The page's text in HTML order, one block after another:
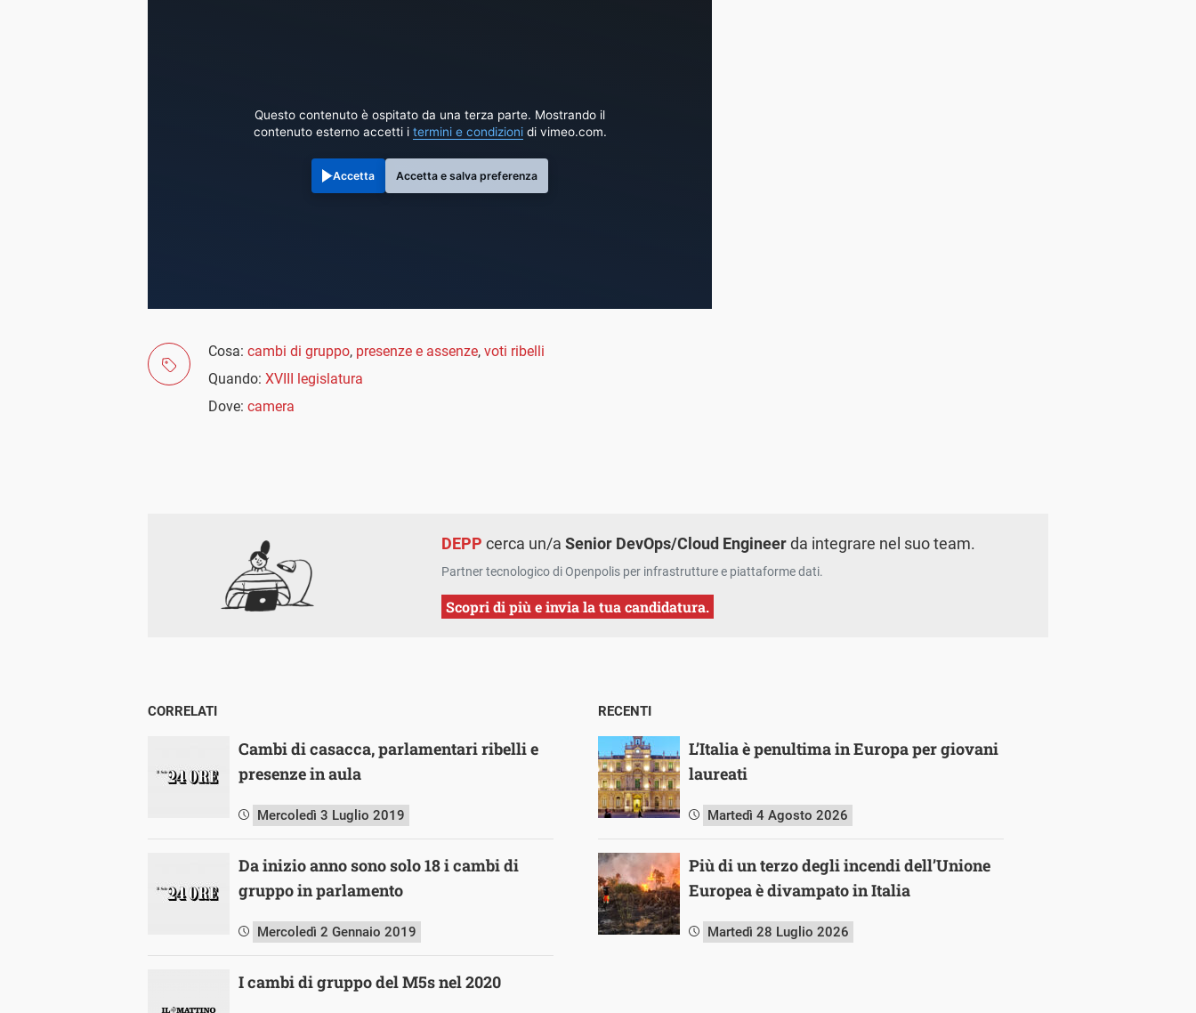
Questo contenuto è ospitato da una terza parte. Mostrando il
contenuto esterno accetti i termini e condizionidi vimeo.com.
Accetta Accetta e salva preferenza
Cosa: cambi di gruppo, presenze e assenze, voti ribelli
Quando: XVIII legislatura
Dove: camera
DEPP cerca un/aSenior DevOps/Cloud Engineerda integrare nel suo team.
Partner tecnologico di Openpolis per infrastrutture e piattaforme dati.
Scopri di più e invia la tua candidatura.
CORRELATI
Cambi di casacca, parlamentari ribelli e
presenze in aula
Mercoledì 3 Luglio 2019
Da inizio anno sono solo 18 i cambi di
gruppo in parlamento
Mercoledì 2 Gennaio 2019
I cambi di gruppo del M5s nel 2020
RECENTI
L’Italia è penultima in Europa per giovani
laureati
Martedì 4 Agosto 2026
Più di un terzo degli incendi dell’Unione
Europea è divampato in Italia
Martedì 28 Luglio 2026